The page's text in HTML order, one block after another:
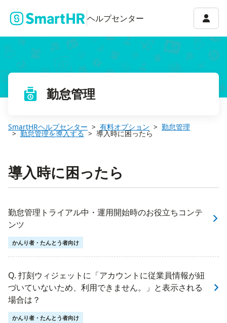
ヘルプセンター アカ
勤怠管理
SmartHRヘルプセンター 有料オプション 勤怠管理
勤怠管理を導入する 導入時に困ったら
導入時に困ったら
勤怠管理トライアル中・運用開始時のお役立ちコンテ
ンツ
かんり者・たんとう者向け
Q. 打刻ウィジェットに「アカウントに従業員情報が紐
づいていないため、利用できません。」と表示される
場合は？
かんり者・たんとう者向け